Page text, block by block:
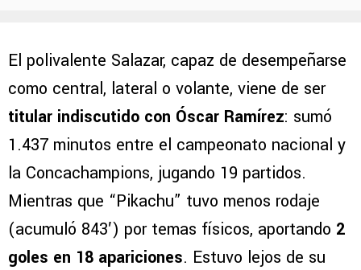
El polivalente Salazar, capaz de desempeñarse
como central, lateral o volante, viene de ser
titular indiscutido con Óscar Ramírez: sumó
1.437 minutos entre el campeonato nacional y
la Concachampions, jugando 19 partidos.
Mientras que “Pikachu” tuvo menos rodaje
(acumuló 843′) por temas físicos, aportando 2
goles en 18 apariciones. Estuvo lejos de su